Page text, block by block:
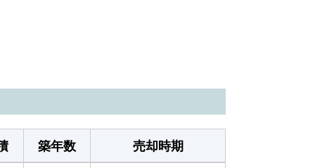
築年数
売却時期